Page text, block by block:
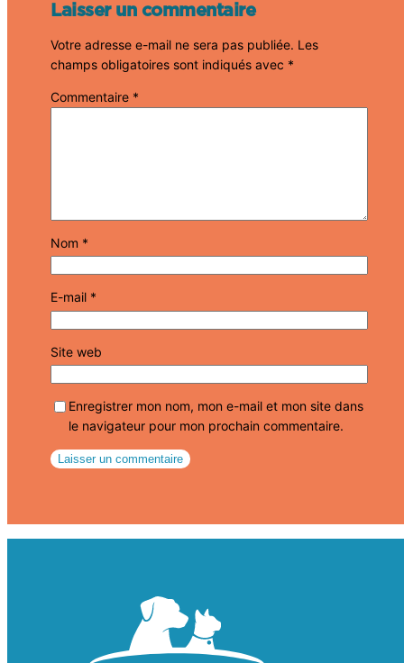
Laisser un commentaire
Votre adresse e-mail ne sera pas publiée. Les
champs obligatoires sont indiqués avec *
Commentaire *
Nom *
E-mail *
Site web
Enregistrer mon nom, mon e-mail et mon site dans
le navigateur pour mon prochain commentaire.